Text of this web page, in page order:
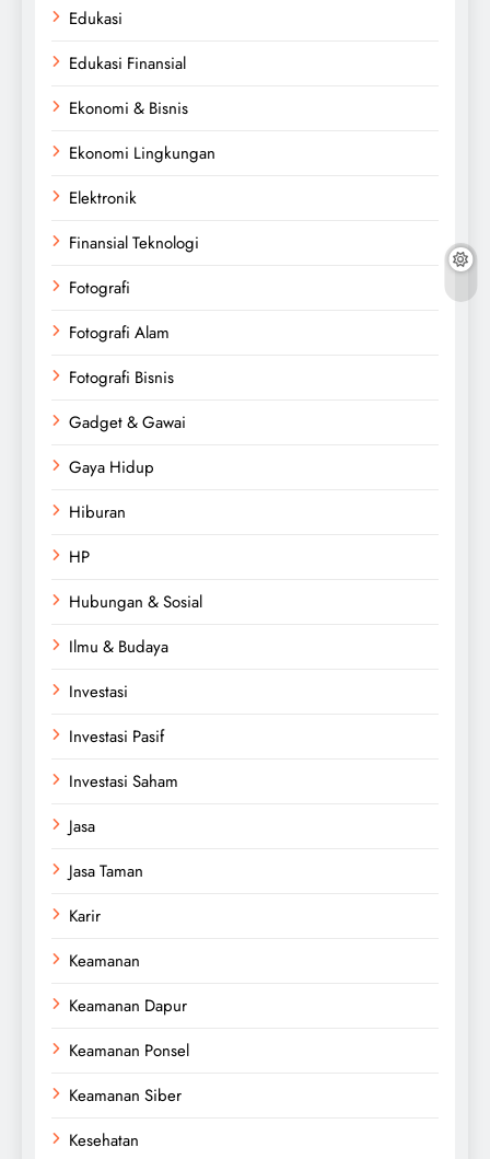
Edukasi
Edukasi Finansial
Ekonomi & Bisnis
Ekonomi Lingkungan
Elektronik
Finansial Teknologi
Fotografi
Fotografi Alam
Fotografi Bisnis
Gadget & Gawai
Gaya Hidup
Hiburan
HP
Hubungan & Sosial
Ilmu & Budaya
Investasi
Investasi Pasif
Investasi Saham
Jasa
Jasa Taman
Karir
Keamanan
Keamanan Dapur
Keamanan Ponsel
Keamanan Siber
Kesehatan